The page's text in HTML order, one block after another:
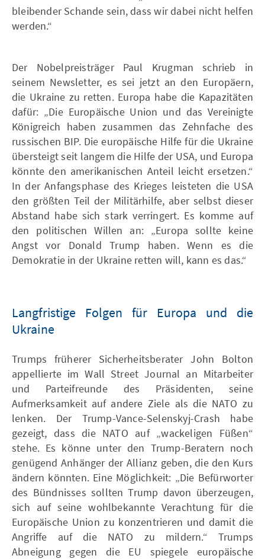
bleibender Schande sein, dass wir dabei nicht helfen
werden.“
Der Nobelpreisträger Paul Krugman schrieb in
seinem Newsletter, es sei jetzt an den Europäern,
die Ukraine zu retten. Europa habe die Kapazitäten
dafür: „Die Europäische Union und das Vereinigte
Königreich haben zusammen das Zehnfache des
russischen BIP. Die europäische Hilfe für die Ukraine
übersteigt seit langem die Hilfe der USA, und Europa
könnte den amerikanischen Anteil leicht ersetzen.“
In der Anfangsphase des Krieges leisteten die USA
den größten Teil der Militärhilfe, aber selbst dieser
Abstand habe sich stark verringert. Es komme auf
den politischen Willen an: „Europa sollte keine
Angst vor Donald Trump haben. Wenn es die
Demokratie in der Ukraine retten will, kann es das.“
Langfristige Folgen für Europa und die
Ukraine
Trumps früherer Sicherheitsberater John Bolton
appellierte im Wall Street Journal an Mitarbeiter
und Parteifreunde des Präsidenten, seine
Aufmerksamkeit auf andere Ziele als die NATO zu
lenken. Der Trump-Vance-Selenskyj-Crash habe
gezeigt, dass die NATO auf „wackeligen Füßen“
stehe. Es könne unter den Trump-Beratern noch
genügend Anhänger der Allianz geben, die den Kurs
ändern könnten. Eine Möglichkeit: „Die Befürworter
des Bündnisses sollten Trump davon überzeugen,
sich auf seine wohlbekannte Verachtung für die
Europäische Union zu konzentrieren und damit die
Angriffe auf die NATO zu mildern.“ Trumps
Abneigung gegen die EU spiegele europäische